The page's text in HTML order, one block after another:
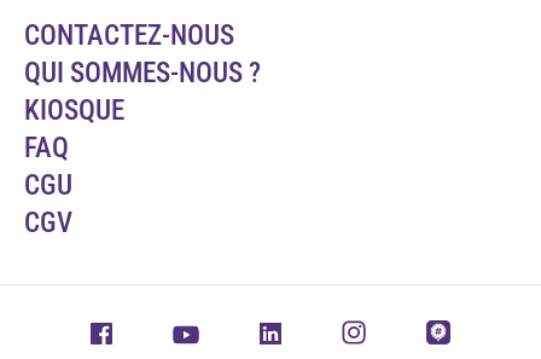
CONTACTEZ-NOUS
QUI SOMMES-NOUS ?
KIOSQUE
FAQ
CGU
CGV